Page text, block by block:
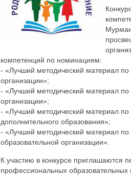
компетенций по номинациям:
- «Лучший методический материал по
организации»;
- «Лучший методический материал по
организации»;
- «Лучший методический материал по
дополнительного образования»;
- «Лучший методический материал
образовательной организации».
К участию в конкурсе приглашаются
профессиональных образовательных